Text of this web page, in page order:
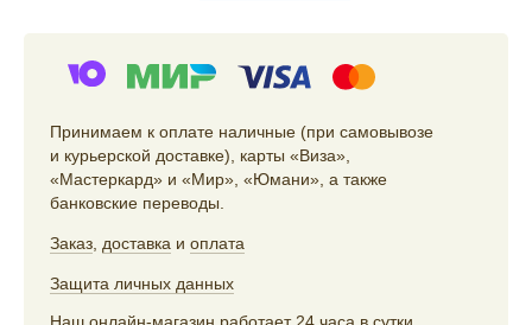
Принимаем к оплате наличные (при самовывозе
и курьерской доставке), карты «Виза»,
«Мастеркард» и «Мир», «Юмани», а также
банковские переводы.
Заказ, доставка и оплата
Защита личных данных